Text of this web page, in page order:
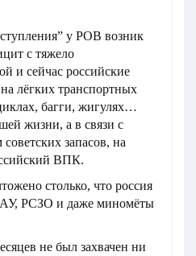
у РОВ возник
с тяжело
и сейчас российские
лёгких транспортных
багги, жигулях…
жизни, а в связи с
запасов, на
ВПК.
столько, что россия
РСЗО и даже миномёты
не был захвачен ни